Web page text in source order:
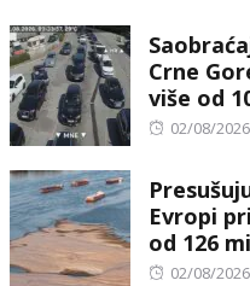
Crne
više od
Posted
02/08/2026
Evropi
od 126
Posted
02/08/2026